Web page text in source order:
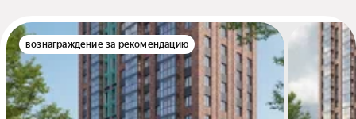
вознаграждение за рекомендацию